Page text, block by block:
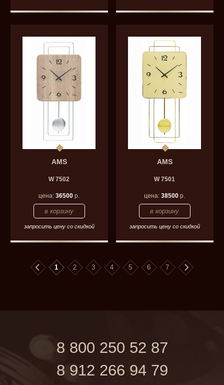
AMS
W 7502
цена:36500 р.
запросить цену со скидкой
AMS
W 7501
цена:38500 р.
запросить цену со скидкой
1 2 3 4 5 6 7
8 800 250 52 87
8 912 266 94 79